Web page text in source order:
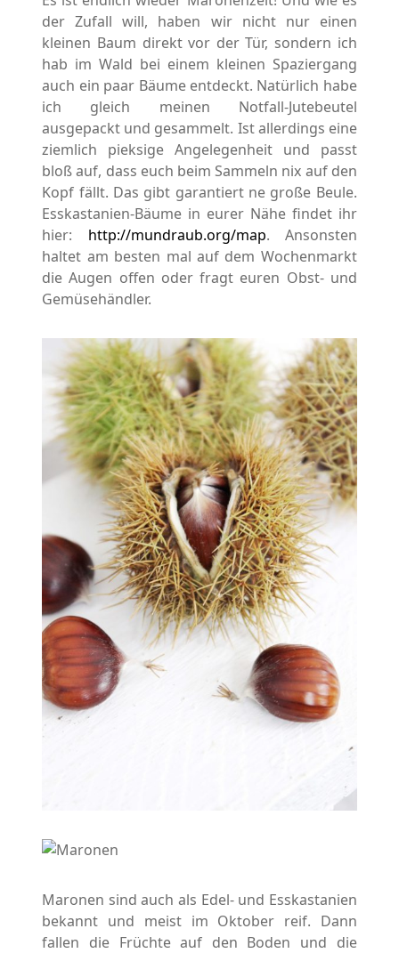
der Zufall will, haben wir nicht nur einen
kleinen Baum direkt vor der Tür, sondern ich
hab im Wald bei einem kleinen Spaziergang
auch ein paar Bäume entdeckt. Natürlich habe
ich gleich meinen Notfall-Jutebeutel
ausgepackt und gesammelt. Ist allerdings eine
ziemlich pieksige Angelegenheit und passt
bloß auf, dass euch beim Sammeln nix auf den
Kopf fällt. Das gibt garantiert ne große Beule.
Esskastanien-Bäume in eurer Nähe findet ihr
hier: http://mundraub.org/map. Ansonsten
haltet am besten mal auf dem Wochenmarkt
die Augen offen oder fragt euren Obst- und
Gemüsehändler.
Maronen sind auch als Edel- und Esskastanien
bekannt und meist im Oktober reif. Dann
fallen die Früchte auf den Boden und die